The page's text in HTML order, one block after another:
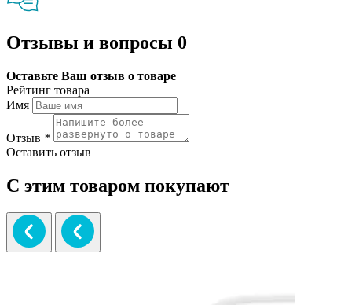
Отзывы и вопросы 0
Оставьте Ваш отзыв о товаре
Рейтинг товара
Имя
Отзыв *
Оставить отзыв
С этим товаром покупают